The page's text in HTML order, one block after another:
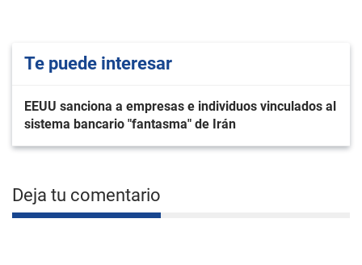
Te puede interesar
EEUU sanciona a empresas e individuos vinculados al
sistema bancario "fantasma" de Irán
Deja tu comentario